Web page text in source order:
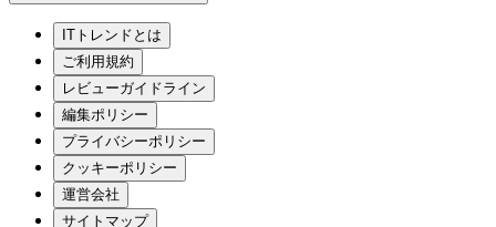
ITトレンドとは
ご利用規約
レビューガイドライン
編集ポリシー
プライバシーポリシー
クッキーポリシー
運営会社
サイトマップ